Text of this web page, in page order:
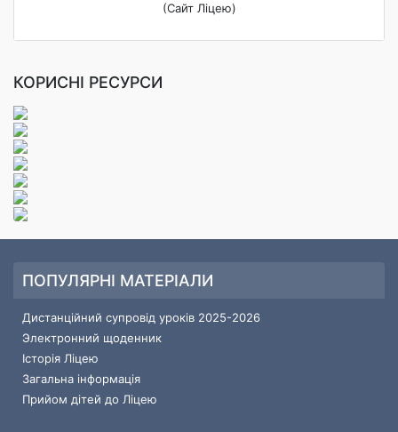
(Сайт Ліцею)
КОРИСНІ РЕСУРСИ
ПОПУЛЯРНІ МАТЕРІАЛИ
Дистанційний супровід уроків 2025-2026
Электронний щоденник
Історія Ліцею
Загальна інформація
Прийом дітей до Ліцею